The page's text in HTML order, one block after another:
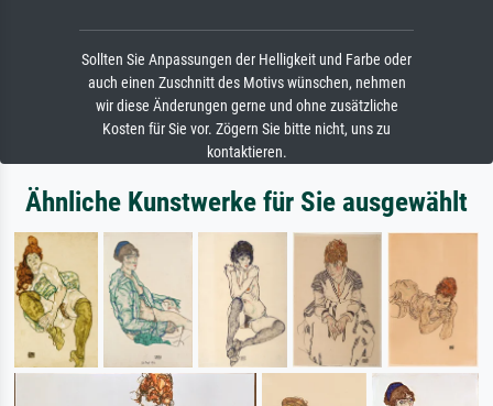
Sollten Sie Anpassungen der Helligkeit und Farbe oder
auch einen Zuschnitt des Motivs wünschen, nehmen
wir diese Änderungen gerne und ohne zusätzliche
Kosten für Sie vor. Zögern Sie bitte nicht, uns zu
kontaktieren.
Ähnliche Kunstwerke für Sie ausgewählt